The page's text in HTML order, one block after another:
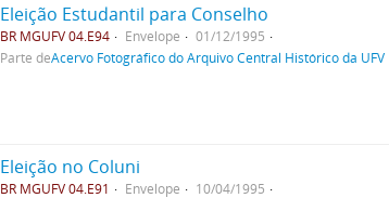
Eleição Estudantil para Conselho
BR MGUFV 04.E94 Envelope
01/12/1995
Parte deAcervo Fotográfico do Arquivo Central Histórico da UFV
Eleição no Coluni
BR MGUFV 04.E91 Envelope
10/04/1995